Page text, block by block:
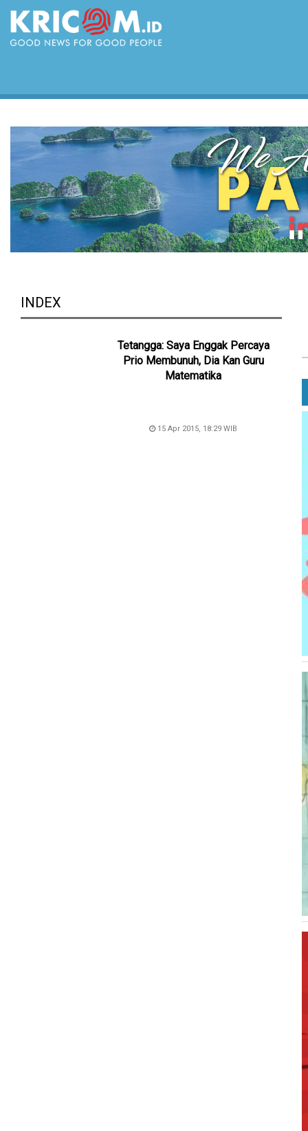
INDEX
Tetangga: Saya Enggak Percaya
Prio Membunuh, Dia Kan Guru
Matematika
15 Apr 2015, 18:29 WIB